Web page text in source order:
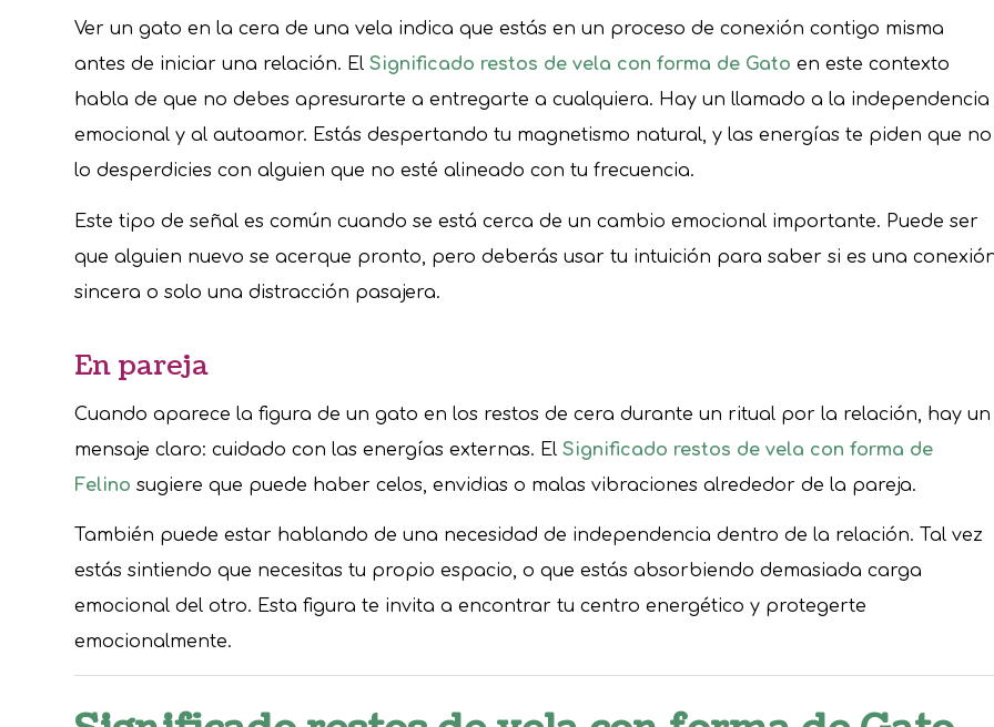
Ver un gato en la cera de una vela indica que estás en un proceso de conexión contigo misma
antes de iniciar una relación. El Significado restos de vela con forma de Gato en este contexto
habla de que no debes apresurarte a entregarte a cualquiera. Hay un llamado a la independencia
emocional y al autoamor. Estás despertando tu magnetismo natural, y las energías te piden que no
lo desperdicies con alguien que no esté alineado con tu frecuencia.
Este tipo de señal es común cuando se está cerca de un cambio emocional importante. Puede ser
que alguien nuevo se acerque pronto, pero deberás usar tu intuición para saber si es una
sincera o solo una distracción pasajera.
En pareja
Cuando aparece la figura de un gato en los restos de cera durante un ritual por la relación, hay un
mensaje claro: cuidado con las energías externas. El Significado restos de vela con forma de
Felino sugiere que puede haber celos, envidias o malas vibraciones alrededor de la pareja.
También puede estar hablando de una necesidad de independencia dentro de la relación. Tal vez
estás sintiendo que necesitas tu propio espacio, o que estás absorbiendo demasiada carga
emocional del otro. Esta figura te invita a encontrar tu centro energético y protegerte
emocionalmente.